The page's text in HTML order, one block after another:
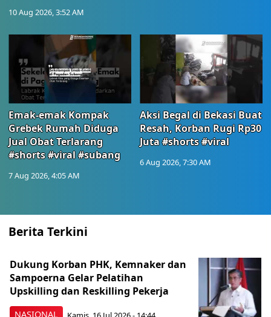
10 Aug 2026, 3:52 AM
Emak-emak Kompak
Grebek Rumah Diduga
Jual Obat Terlarang
#shorts #viral #subang
7 Aug 2026, 4:05 AM
Aksi Begal di Bekasi Buat
Resah, Korban Rugi Rp30
Juta #shorts #viral
6 Aug 2026, 7:30 AM
Berita Terkini
NASIONAL
Dukung Korban PHK, Kemnaker dan
Sampoerna Gelar Pelatihan
Upskilling dan Reskilling Pekerja